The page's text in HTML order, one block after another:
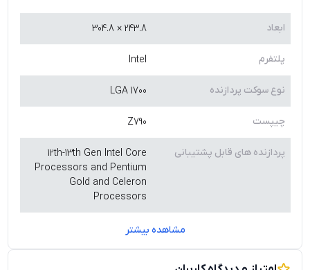
ابعاد 243.8 × 304.8
پلتفرم Intel
نوع سوکت پردازنده LGA 1700
چیپست Z790
پردازنده های قابل پشتیبانی
12th-13th Gen Intel Core
Processors and Pentium
Gold and Celeron
Processors
مشاهده بیشتر